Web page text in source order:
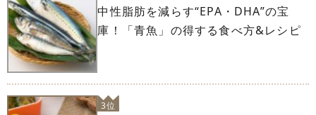
中性脂肪を減らす“EPA・DHA”の宝
庫！「青魚」の得する食べ方&レシピ
3位